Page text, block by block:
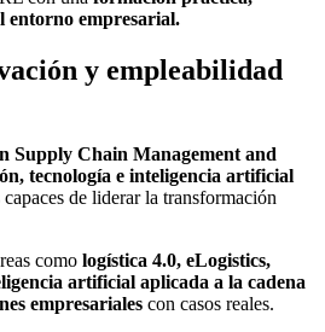
entorno empresarial.
y empleabilidad
Supply Chain Management and
tecnología e inteligencia artificial
de liderar la transformación
como logística 4.0, eLogistics,
artificial aplicada a la cadena
empresariales con casos reales.